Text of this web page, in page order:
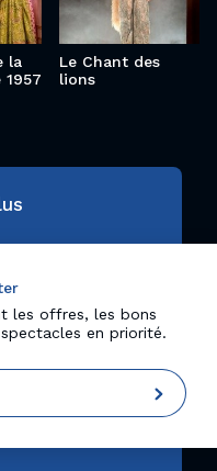
la
1957
Le Chant des
lions
les offres, les bons
en priorité.